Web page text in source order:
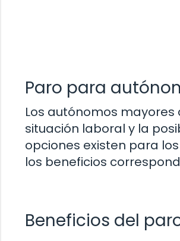
Paro para
Los autónomos
situación laboral y la
opciones existen para
los beneficios
Beneficios del